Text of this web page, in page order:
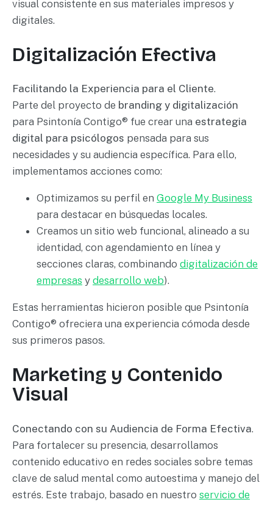
visual consistente en sus materiales impresos y
digitales.
Digitalización Efectiva
Facilitando la Experiencia para el Cliente.
Parte del proyecto de branding y digitalización
para Psintonía Contigo® fue crear una estrategia
digital para psicólogos pensada para sus
necesidades y su audiencia específica. Para ello,
implementamos acciones como:
Optimizamos su perfil en Google My Business
para destacar en búsquedas locales.
Creamos un sitio web funcional, alineado a su
identidad, con agendamiento en línea y
secciones claras, combinando digitalización de
empresas y desarrollo web).
Estas herramientas hicieron posible que Psintonía
Contigo® ofreciera una experiencia cómoda desde
sus primeros pasos.
Marketing y Contenido
Visual
Conectando con su Audiencia de Forma Efectiva.
Para fortalecer su presencia, desarrollamos
contenido educativo en redes sociales sobre temas
clave de salud mental como autoestima y manejo del
estrés. Este trabajo, basado en nuestro servicio de